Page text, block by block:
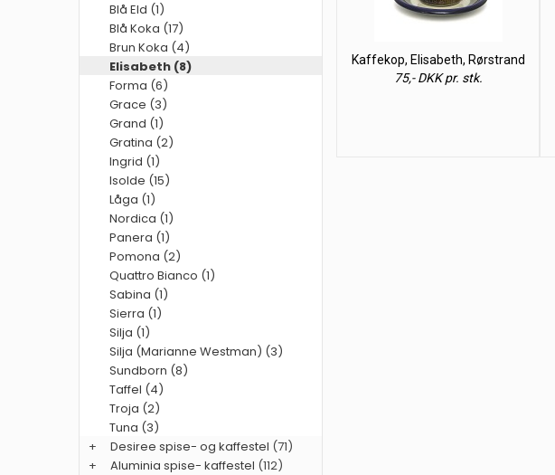
Kaffekop, Elisabeth, Rørstrand
75,- DKK pr. stk.
Blå Eld (1)
Blå Koka (17)
Brun Koka (4)
Elisabeth (8)
Forma (6)
Grace (3)
Grand (1)
Gratina (2)
Ingrid (1)
Isolde (15)
Låga (1)
Nordica (1)
Panera (1)
Pomona (2)
Quattro Bianco (1)
Sabina (1)
Sierra (1)
Silja (1)
Silja (Marianne Westman) (3)
Sundborn (8)
Taffel (4)
Troja (2)
Tuna (3)
+
Desiree spise- og kaffestel (71)
+
Aluminia spise- kaffestel (112)